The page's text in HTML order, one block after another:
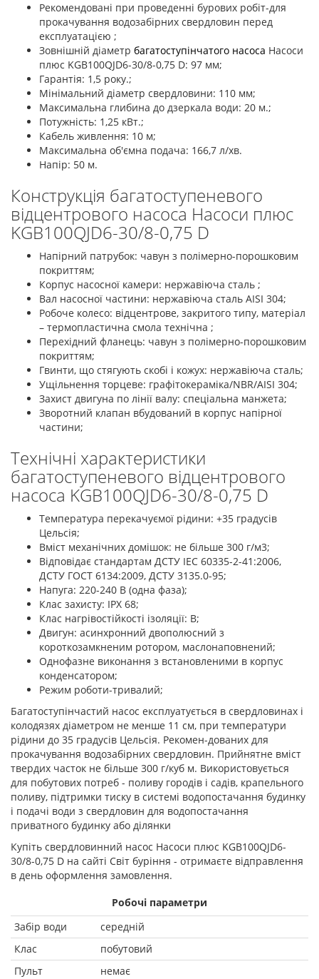
Рекомендовані при проведенні бурових робіт-для
прокачування водозабірних свердловин перед
експлуатацією ;
Зовнішній діаметр багатоступінчатого насоса Насоси
плюс KGB100QJD6-30/8-0,75 D: 97 мм;
Гарантія: 1,5 року.;
Мінімальний діаметр свердловини: 110 мм;
Максимальна глибина до дзеркала води: 20 м.;
Потужність: 1,25 кВт.;
Кабель живлення: 10 м;
Максимальна об'ємна подача: 166,7 л/хв.
Напір: 50 м.
Конструкція багатоступеневого
відцентрового насоса Насоси плюс
KGB100QJD6-30/8-0,75 D
Напірний патрубок: чавун з полімерно-порошковим
покриттям;
Корпус насосної камери: нержавіюча сталь ;
Вал насосної частини: нержавіюча сталь AISI 304;
Робоче колесо: відцентрове, закритого типу, матеріал
– термопластична смола технічна ;
Перехідний фланець: чавун з полімерно-порошковим
покриттям;
Гвинти, що стягують скобі і кожух: нержавіюча сталь;
Ущільнення торцеве: графітокераміка/NBR/AISI 304;
Захист двигуна по лінії валу: спеціальна манжета;
Зворотний клапан вбудований в корпус напірної
частини;
Технічні характеристики
багатоступеневого відцентрового
насоса KGB100QJD6-30/8-0,75 D
Температура перекачуємої рідини: +35 градусів
Цельсія;
Вміст механічних домішок: не більше 300 г/м3;
Відповідає стандартам ДСТУ ІЕС 60335-2-41:2006,
ДСТУ ГОСТ 6134:2009, ДСТУ 3135.0-95;
Напуга: 220-240 В (одна фаза);
Клас захисту: ІРХ 68;
Клас нагрівостійкості ізоляції: В;
Двигун: асинхронний двополюсний з
короткозамкненим ротором, маслонаповнений;
Однофазне виконання з встановленими в корпус
конденсатором;
Режим роботи-тривалий;
Багатоступінчастий насос експлуатується в свердловинах і
колодязях діаметром не менше 11 см, при температури
рідини до 35 градусів Цельсія. Рекомен-дованих для
прокачування водозабірних свердловин. Прийнятне вміст
твердих часток не більше 300 г/куб м. Використовується
для побутових потреб - поливу городів і садів, крапельного
поливу, підтримки тиску в системі водопостачання будинку
і подачі води з свердловин для водопостачання
приватного будинку або ділянки
Купіть свердловинний насос Насоси плюс KGB100QJD6-
30/8-0,75 D на сайті Світ буріння - отримаєте відправлення
в день оформлення замовлення.
Робочі параметри
Забір води
середній
Клас
побутовий
Пульт
немає